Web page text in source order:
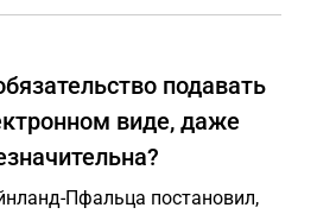
подавать
виде, даже
Пфальца постановил,